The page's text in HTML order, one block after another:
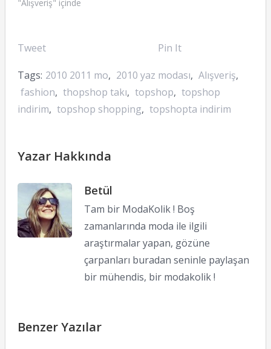
"Alışveriş" içinde
Tweet Pin It
Tags: 2010 2011 mo, 2010 yaz modası, Alışveriş,
fashion, thopshop takı, topshop, topshop
indirim, topshop shopping, topshopta indirim
Yazar Hakkında
Betül
Tam bir ModaKolik ! Boş
zamanlarında moda ile ilgili
araştırmalar yapan, gözüne
çarpanları buradan seninle paylaşan
bir mühendis, bir modakolik !
Benzer Yazılar